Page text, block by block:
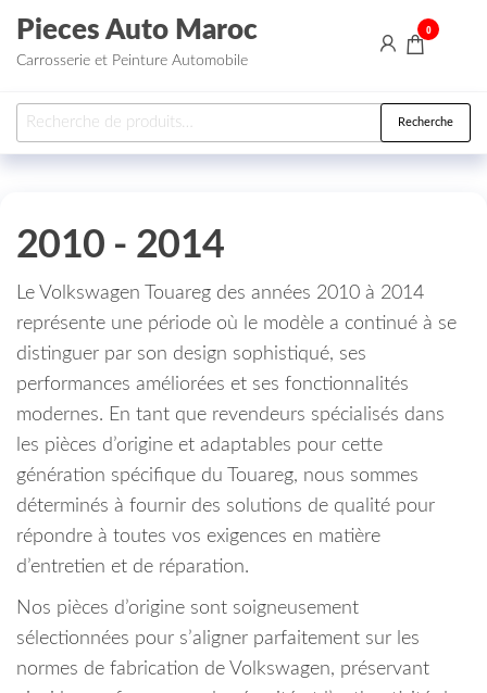
Aller au contenu
Pieces Auto Maroc
Carrosserie et Peinture Automobile
0
Recherche pour : Recherche
2010 - 2014
Le Volkswagen Touareg des années 2010 à 2014
représente une période où le modèle a continué à se
distinguer par son design sophistiqué, ses
performances améliorées et ses fonctionnalités
modernes. En tant que revendeurs spécialisés dans
les pièces d’origine et adaptables pour cette
génération spécifique du Touareg, nous sommes
déterminés à fournir des solutions de qualité pour
répondre à toutes vos exigences en matière
d’entretien et de réparation.
Nos pièces d’origine sont soigneusement
sélectionnées pour s’aligner parfaitement sur les
normes de fabrication de Volkswagen, préservant